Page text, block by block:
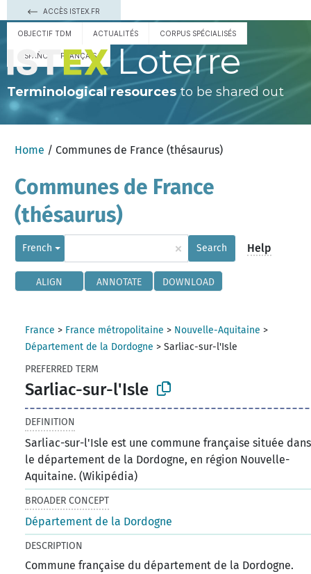
ACCÈS ISTEX.FR
OBJECTIF TDM ACTUALITÉS CORPUS SPÉCIALISÉS
ESPAÑOL FRANÇAIS Loterre
Terminological resourcesto be shared out
Home / Communes de France (thésaurus)
Communes de France
(thésaurus)
French × Search Help
ALIGN ANNOTATE DOWNLOAD
France > France métropolitaine > Nouvelle-Aquitaine >
Département de la Dordogne >Sarliac-sur-l'Isle
PREFERRED TERM
Sarliac-sur-l'Isle
DEFINITION
Sarliac-sur-l'Isle est une commune française située dans
le département de la Dordogne, en région Nouvelle-
Aquitaine. (Wikipédia)
BROADER CONCEPT
Département de la Dordogne
DESCRIPTION
Commune française du département de la Dordogne.